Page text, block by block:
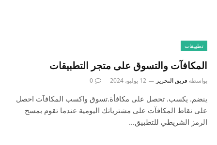
تطبيقات
المكافآت والتسوق على متجر التطبيقات
بواسطة فريق التحرير 12 يوليو، 2024 0
ينضم. يكسب. تحصل على مكافأة.تسوق واكسب المكافآت احصل
على نقاط المكافآت على مشترياتك اليومية عندما تقوم بمسح
الرمز الشريطي للتطبيق…